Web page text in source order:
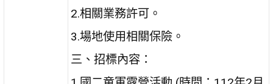
2.相關業務許可。
3.場地使用相關保險。
三、招標內容：